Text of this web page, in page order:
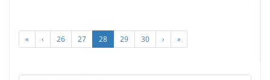
« ‹ 26 27 28 29 30 › »